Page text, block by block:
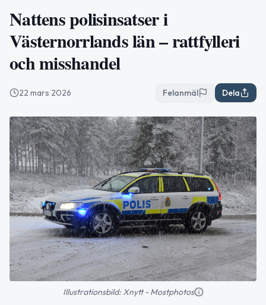
Nattens polisinsatser i
Västernorrlands län – rattfylleri
och misshandel
22 mars 2026 Felanmäl Dela
Illustrationsbild: Xnytt - Mostphotos